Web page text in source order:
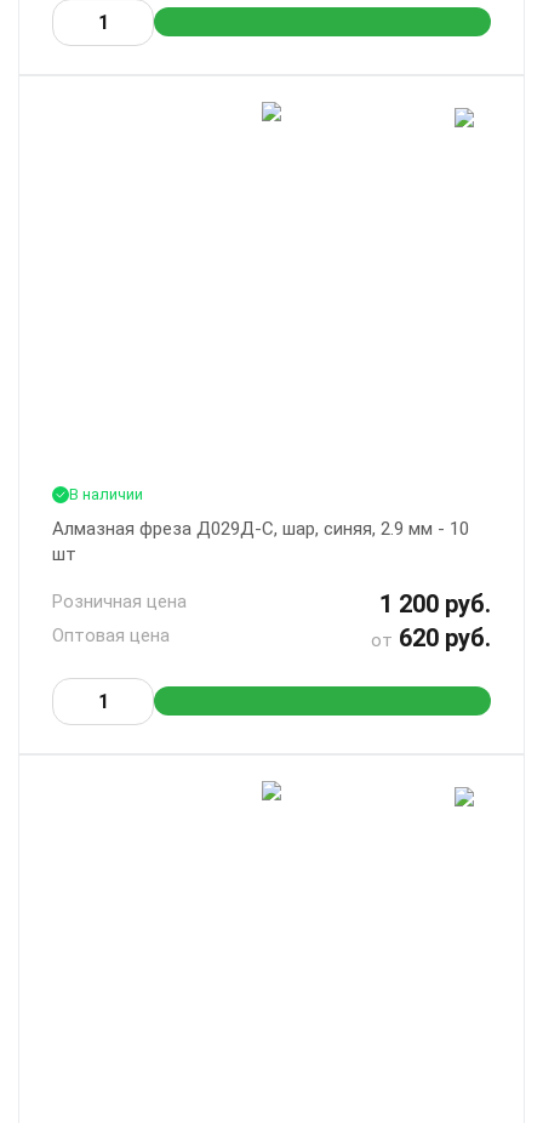
В наличии
Алмазная фреза Д029Д-С, шар, синяя, 2.9 мм - 10
шт
Розничная цена 1 200 руб.
Оптовая цена от 620 руб.